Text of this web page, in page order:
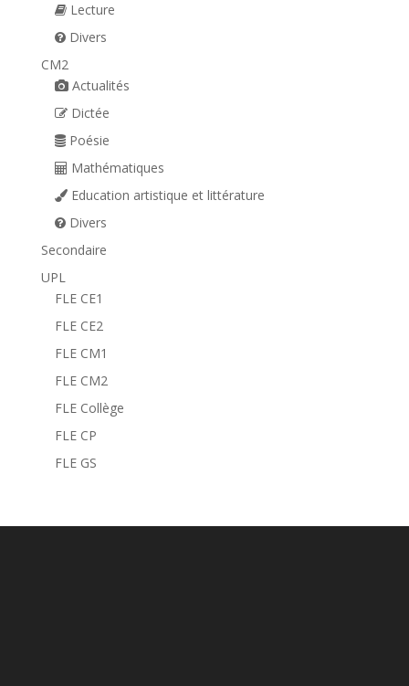
Lecture
Divers
CM2
Actualités
Dictée
Poésie
Mathématiques
Education artistique et littérature
Divers
Secondaire
UPL
FLE CE1
FLE CE2
FLE CM1
FLE CM2
FLE Collège
FLE CP
FLE GS